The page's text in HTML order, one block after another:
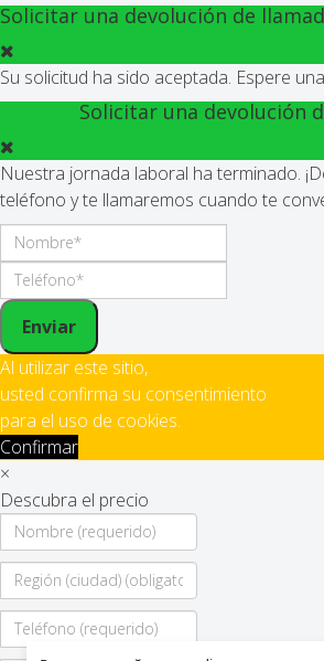
Solicitar una devolución de
Su solicitud ha sido aceptada. Espere
Solicitar una devolución
Nuestra jornada laboral ha terminado.
teléfono y te llamaremos cuando te
Enviar
Al utilizar este sitio,
usted confirma su consentimiento
para el uso de cookies.
Confirmar
×
Descubra el precio